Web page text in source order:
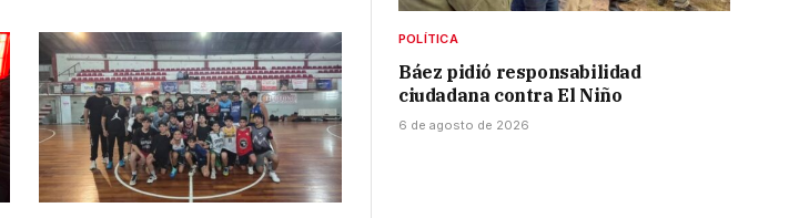
POLÍTICA
Báez pidió responsabilidad
ciudadana contra El Niño
6 de agosto de 2026